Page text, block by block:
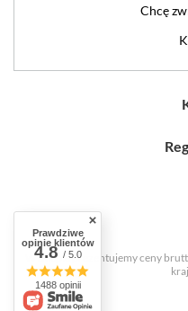
Chcę
W sklepie prezentujemy ceny
Prawdziwe
opinie klientów
4.8/ 5.0
1488 opinii